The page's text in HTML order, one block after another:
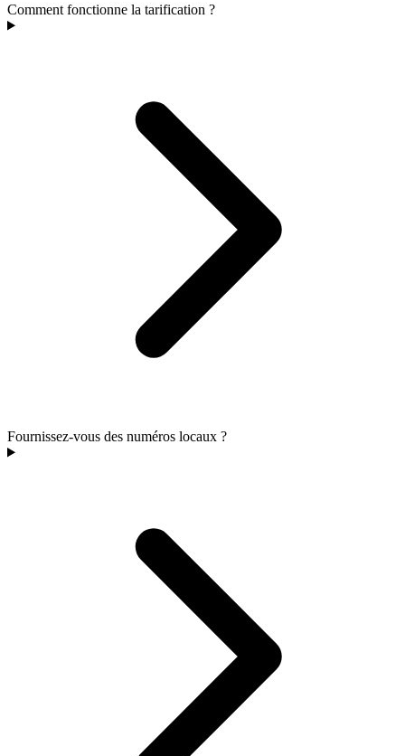
Comment fonctionne la tarification ?
Fournissez-vous des numéros locaux ?